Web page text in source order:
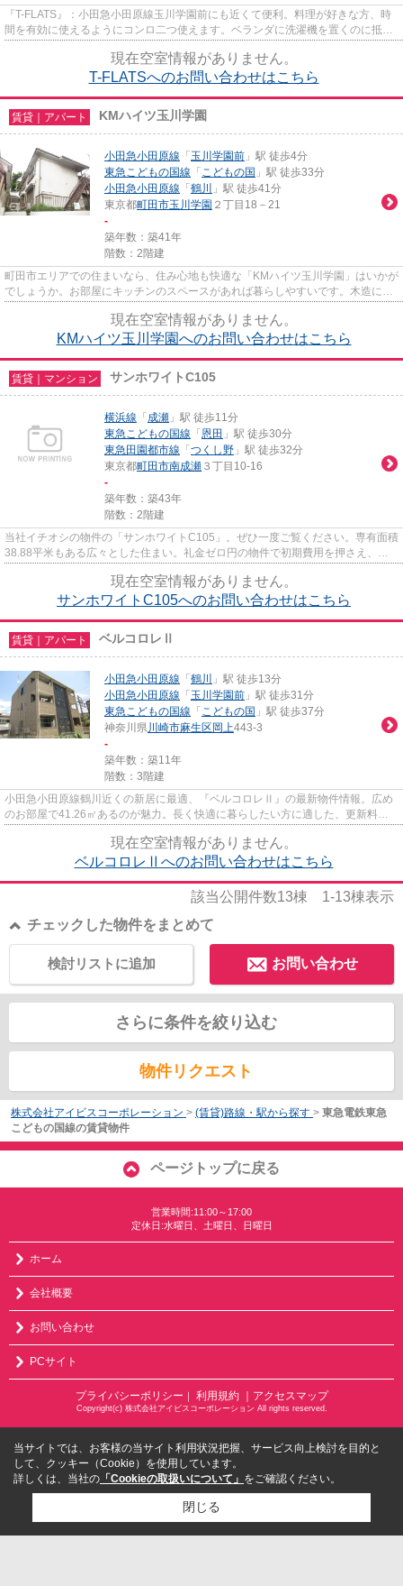
『T-FLATS』：小田急小田原線玉川学園前にも近くて便利。料理が好きな方、時
間を有効に使えるようにコンロ二つ使えます。ベランダに洗濯機を置くのに抵抗
現在空室情報がありません。
T-FLATSへのお問い合わせはこちら
賃貸｜アパート KMハイツ玉川学園
小田急小田原線 「 玉川学園前 」駅 徒歩4分
東急こどもの国線 「 こどもの国 」駅 徒歩33分
小田急小田原線 「 鶴川
」駅 徒歩41分
東京都町田市玉川学園 ２丁目18－21
-
築年数：築41年
階数：2階建
町田市エリアでの住まいなら、住み心地も快適な「KMハイツ玉川学園」はいかが
でしょうか。お部屋にキッチンのスペースがあれば暮らしやすいです。木造には
現在空室情報がありません。
KMハイツ玉川学園へのお問い合わせはこちら
賃貸｜マンション サンホワイトC105
横浜線 「 成瀬 」駅 徒歩11分
東急こどもの国線 「 恩田 」駅 徒歩30分
東急田園都市線 「 つくし野 」駅 徒歩32分
東京都町田市南成瀬 ３丁目10-16
-
築年数：築43年
階数：2階建
当社イチオシの物件の「サンホワイトC105」。ぜひ一度ご覧ください。専有面積
38.88平米もある広々とした住まい。礼金ゼロ円の物件で初期費用を押さえ、そ
現在空室情報がありません。
サンホワイトC105へのお問い合わせはこちら
賃貸｜アパート ベルコロレⅡ
小田急小田原線 「 鶴川
」駅 徒歩13分
小田急小田原線 「 玉川学園前 」駅 徒歩31分
東急こどもの国線 「 こどもの国 」駅 徒歩37分
神奈川県川崎市麻生区 岡上443-3
-
築年数：築11年
階数：3階建
小田急小田原線鶴川近くの新居に最適、『ベルコロレⅡ』の最新物件情報。広め
のお部屋で41.26㎡あるのが魅力。長く快適に暮らしたい方に適した、更新料ゼ
現在空室情報がありません。
ベルコロレⅡへのお問い合わせはこちら
該当公開件数13棟 1-13棟表示
チェックした物件をまとめて
お問い合わせ
検討リストに追加
さらに条件を絞り込む
物件リクエスト
株式会社アイビスコーポレーション > (賃貸)路線・駅から探す > 東急電鉄東急
こどもの国線の賃貸物件
ページトップに戻る
営業時間:11:00～17:00
定休日:水曜日、土曜日、日曜日
ホーム
会社概要
お問い合わせ
PCサイト
プライバシーポリシー ｜ 利用規約 ｜アクセスマップ
Copyright(c) 株式会社アイビスコーポレーション All rights reserved.
当サイトでは、お客様の当サイト利用状況把握、サービス向上検討を目的と
して、クッキー（Cookie）を使用しています。
詳しくは、当社の 「Cookieの取扱いについて」 をご確認ください。
閉じる